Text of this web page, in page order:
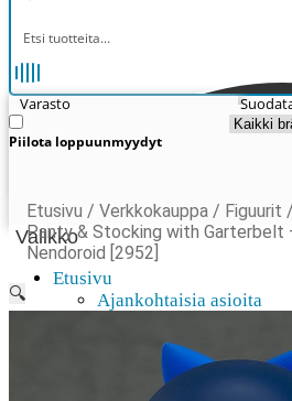
Varasto
Piilota loppuunmyydyt
Valikko
Etusivu
Ajankohtaisia asioita
Mitä lahjaksi
Viimeksi saapuneita
Myymälä & Showroom
Etusivu / Verkkokauppa / Figuurit /
Panty & Stocking with Garterbelt
Nendoroid [2952]
🔍